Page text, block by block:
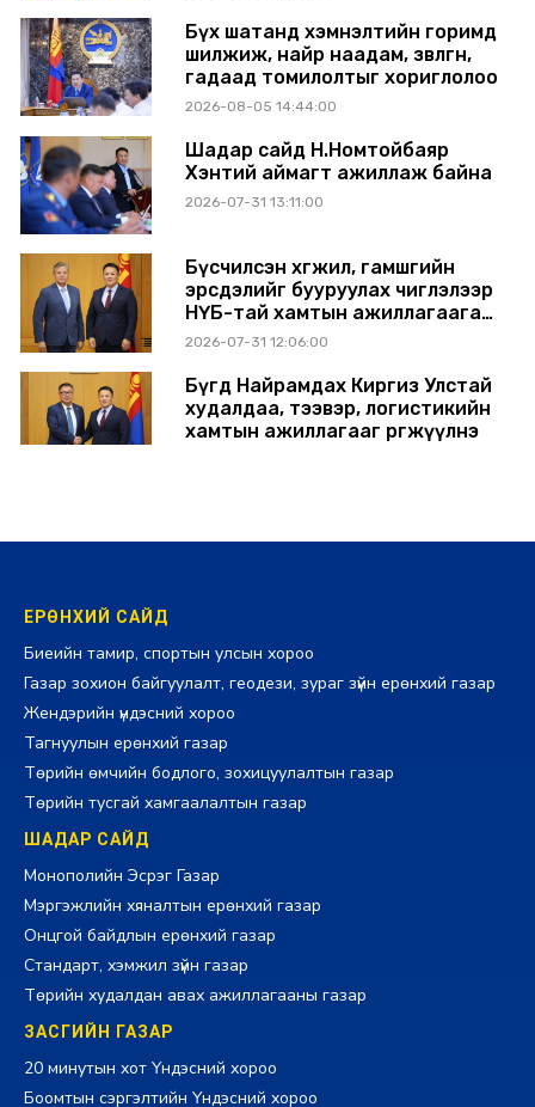
Бүх шатанд хэмнэлтийн горимд
шилжиж, найр наадам, зөвлөгөөн,
гадаад томилолтыг хориглолоо
2026-08-05 14:44:00
Шадар сайд Н.Номтойбаяр
Хэнтий аймагт ажиллаж байна
2026-07-31 13:11:00
Бүсчилсэн хөгжил, гамшгийн
эрсдэлийг бууруулах чиглэлээр
НҮБ-тай хамтын ажиллагаагаа
өргөжүүлэхээр санал солилцлоо
2026-07-31 12:06:00
Бүгд Найрамдах Киргиз Улстай
худалдаа, тээвэр, логистикийн
хамтын ажиллагааг өргөжүүлнэ
ЕРӨНХИЙ САЙД
Биеийн тамир, спортын улсын хороо
Газар зохион байгуулалт, геодези, зураг зүйн ерөнхий газар
Жендэрийн үндэсний хороо
Тагнуулын ерөнхий газар
Төрийн өмчийн бодлого, зохицуулалтын газар
Төрийн тусгай хамгаалалтын газар
ШАДАР САЙД
Монополийн Эсрэг Газар
Мэргэжлийн хяналтын ерөнхий газар
Онцгой байдлын ерөнхий газар
Стандарт, хэмжил зүйн газар
Төрийн худалдан авах ажиллагааны газар
ЗАСГИЙН ГАЗАР
20 минутын хот Үндэсний хороо
Боомтын сэргэлтийн Үндэсний хороо